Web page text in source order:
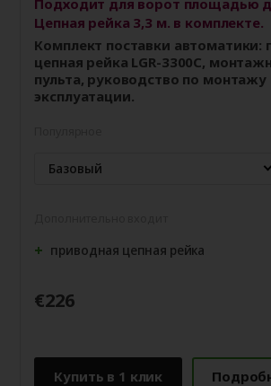
Цепная рейка 3,3 м. в комплекте.
Комплект поставки автоматики:
цепная рейка LGR-3300C,
пульта, руководство по монтажу
эксплуатации.
Базовый
приводная цепная рейка
€226
Купить в 1 клик